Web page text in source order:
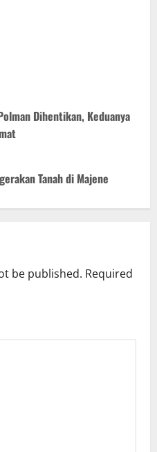
Dihentikan, Keduanya
Tanah di Majene
be published. Required